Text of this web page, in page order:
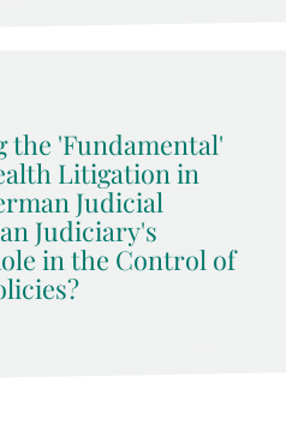
the 'Fundamental'
Litigation in
Judicial
Judiciary's
in the Control of